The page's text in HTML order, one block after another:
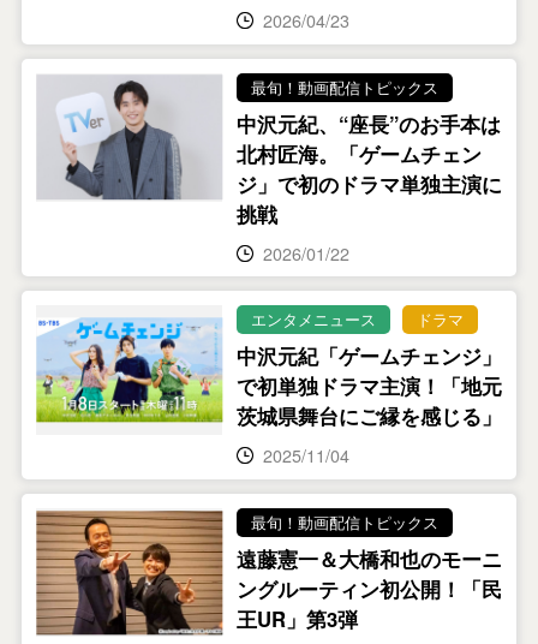
2026/04/23
最旬！動画配信トピックス
中沢元紀、“座長”のお手本は
北村匠海。「ゲームチェン
ジ」で初のドラマ単独主演に
挑戦
2026/01/22
エンタメニュース ドラマ
中沢元紀「ゲームチェンジ」
で初単独ドラマ主演！「地元
茨城県舞台にご縁を感じる」
2025/11/04
最旬！動画配信トピックス
遠藤憲一＆大橋和也のモーニ
ングルーティン初公開！「民
王UR」第3弾